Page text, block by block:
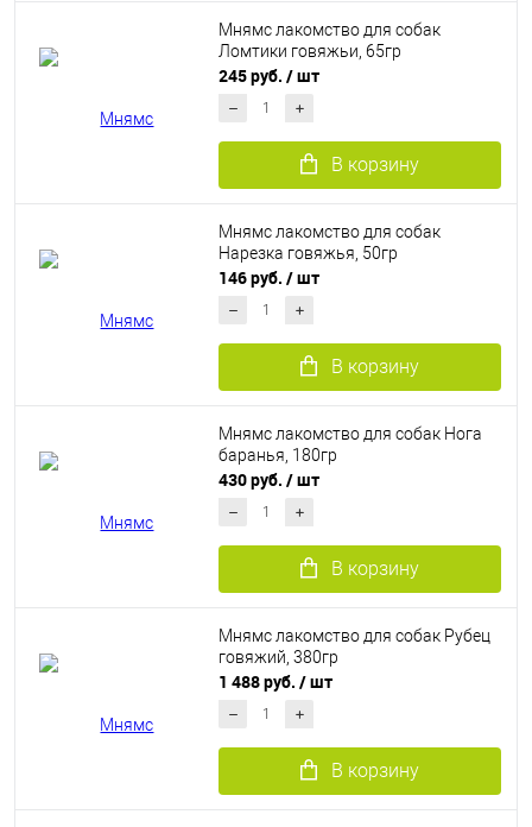
Мнямс лакомство для собак
Ломтики говяжьи, 65гр
245 руб. / шт
В корзину
Мнямс лакомство для собак
Нарезка говяжья, 50гр
146 руб. / шт
В корзину
Мнямс лакомство для собак Нога
баранья, 180гр
430 руб. / шт
В корзину
Мнямс лакомство для собак Рубец
говяжий, 380гр
1 488 руб. / шт
В корзину